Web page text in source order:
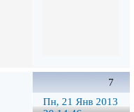
7
Пн, 21 Янв 2013